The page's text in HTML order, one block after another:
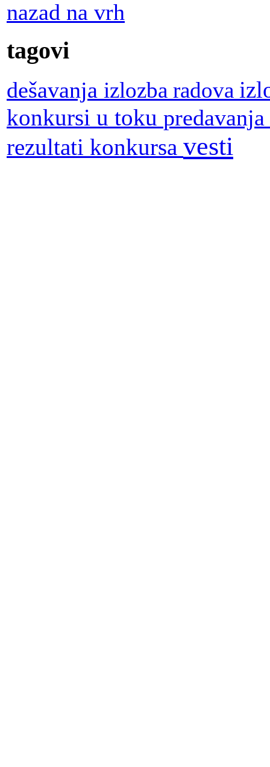
nazad na vrh
tagovi
dešavanja izlozba radova
konkursi u toku predavanja
rezultati konkursa vesti